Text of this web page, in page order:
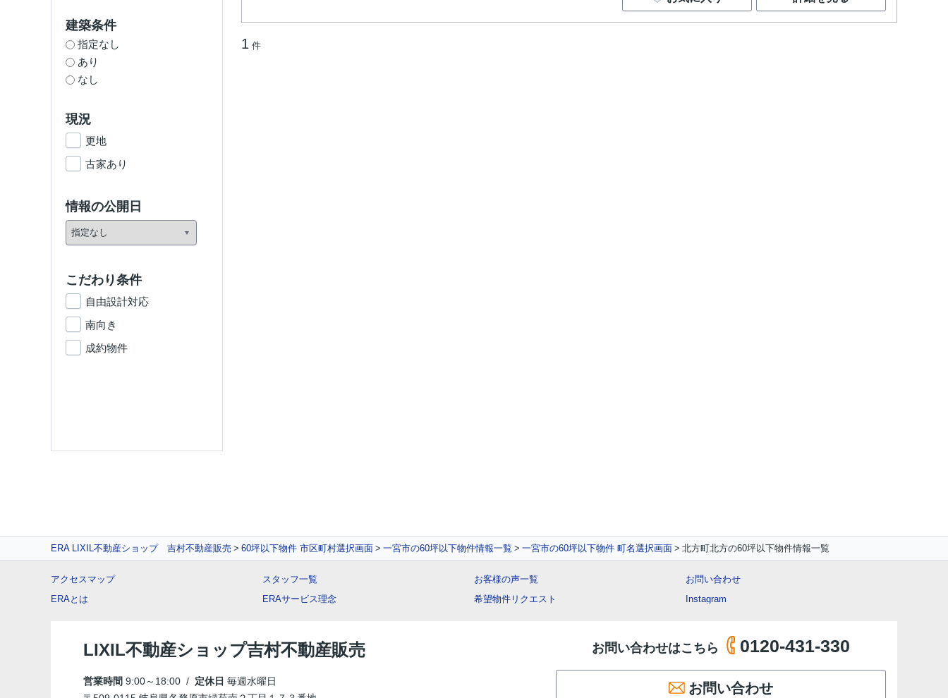
1 件
建築条件
指定なし
あり
なし
現況
更地
古家あり
情報の公開日
こだわり条件
自由設計対応
南向き
成約物件
ERA LIXIL不動産ショップ 吉村不動産販売 60坪以下物件 市区町村選択画面 一宮市の60坪以下物件情報一覧 一宮市の60坪以下物件 町名選択画面 北方町北方の60坪以下物件情報一覧
アクセスマップ
ERAとは
スタッフ一覧
ERAサービス理念
お客様の声一覧
希望物件リクエスト
お問い合わせ
Instagram
LIXIL不動産ショップ吉村不動産販売
営業時間 9:00～18:00 / 定休日 毎週水曜日
お問い合わせはこちら 0120-431-330
お問い合わせ